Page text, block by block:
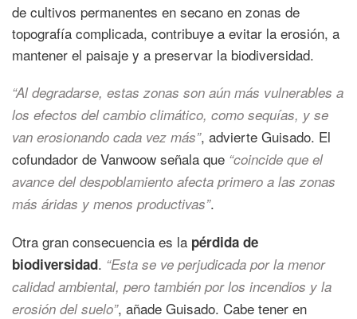
de cultivos permanentes en secano en zonas de
topografía complicada, contribuye a evitar la erosión, a
mantener el paisaje y a preservar la biodiversidad.
“Al degradarse, estas zonas son aún más vulnerables a
los efectos del cambio climático, como sequías, y se
van erosionando cada vez más”, advierte Guisado. El
cofundador de Vanwoow señala que “coincide que el
avance del despoblamiento afecta primero a las zonas
más áridas y menos productivas”.
Otra gran consecuencia es la pérdida de
biodiversidad. “Esta se ve perjudicada por la menor
calidad ambiental, pero también por los incendios y la
erosión del suelo”, añade Guisado. Cabe tener en